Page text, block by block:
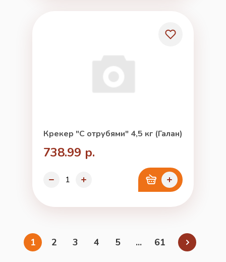
Крекер "С отрубями" 4,5 кг (Галан)
738.99 р.
1 2 3 4 5 ... 61